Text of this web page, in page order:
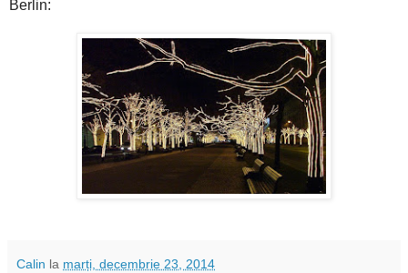
Berlin:
Calin la marți, decembrie 23, 2014